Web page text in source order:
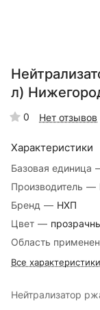
л)
0 Нет отзывов
Характеристики
Базовая единица
Производитель —
Бренд — НХП
Цвет —
Область
Все характеристики
Нейтрализатор